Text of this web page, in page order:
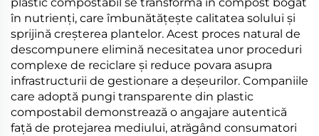
în nutrienți, care îmbunătățește calitatea solului și
sprijină creșterea plantelor. Acest proces natural de
descompunere elimină necesitatea unor proceduri
complexe de reciclare și reduce povara asupra
infrastructurii de gestionare a deșeurilor. Companiile
care adoptă pungi transparente din plastic
compostabil demonstrează o angajare autentică
față de protejarea mediului, atrăgând consumatori